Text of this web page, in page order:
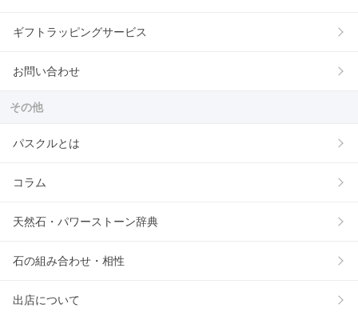
ギフトラッピングサービス
お問い合わせ
その他
パスクルとは
コラム
天然石・パワーストーン辞典
石の組み合わせ・相性
出店について